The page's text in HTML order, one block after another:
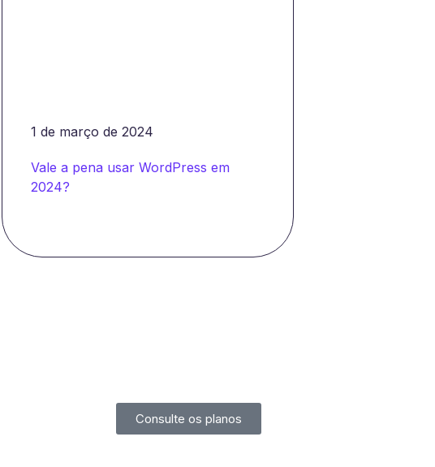
1 de março de 2024
Vale a pena usar WordPress em
2024?
Consulte os planos